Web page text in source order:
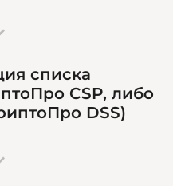
списка
CSP, либо
DSS)